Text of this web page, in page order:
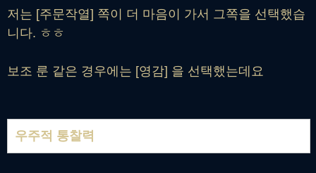
저는 [주문작열] 쪽이 더 마음이 가서 그쪽을 선택했습
니다. ㅎㅎ
보조 룬 같은 경우에는 [영감] 을 선택했는데요
우주적 통찰력